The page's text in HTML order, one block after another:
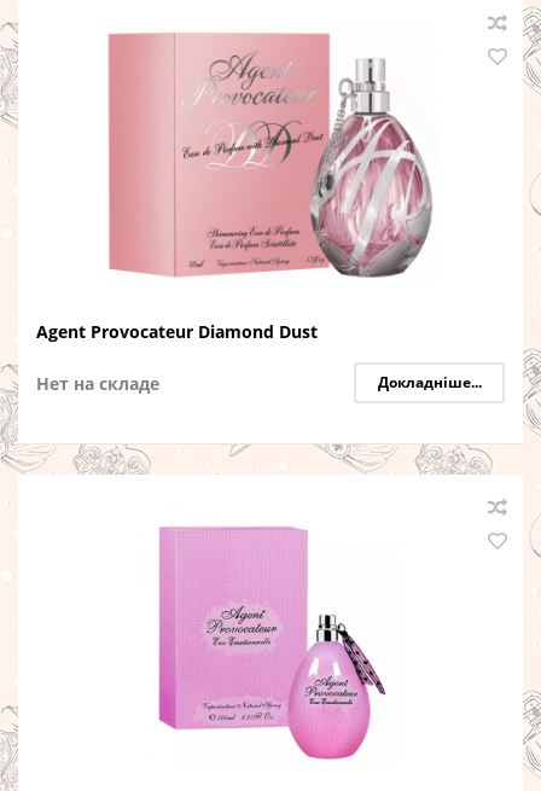
Agent Provocateur Diamond Dust
Нет на складе Докладніше...